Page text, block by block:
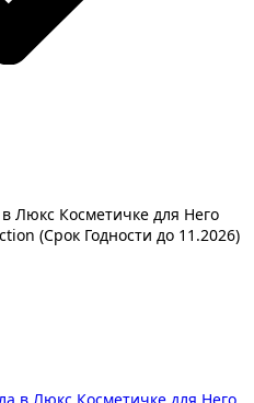
Люкс Косметичке для Него
(Срок Годности до 11.2026)